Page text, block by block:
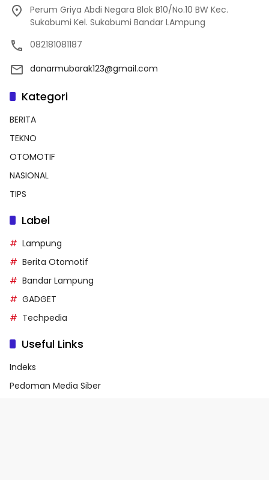
Perum Griya Abdi Negara Blok B10/No.10 BW Kec.
Sukabumi Kel. Sukabumi Bandar LAmpung
082181081187
danarmubarak123@gmail.com
Kategori
BERITA
TEKNO
OTOMOTIF
NASIONAL
TIPS
Label
Lampung
Berita Otomotif
Bandar Lampung
GADGET
Techpedia
Useful Links
Indeks
Pedoman Media Siber